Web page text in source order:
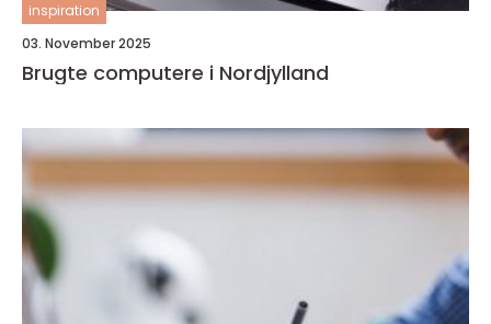
inspiration
03. November 2025
Brugte computere i Nordjylland